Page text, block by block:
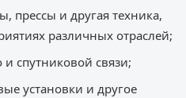
прессы и другая техника,
различных отраслей;
спутниковой связи;
установки и другое